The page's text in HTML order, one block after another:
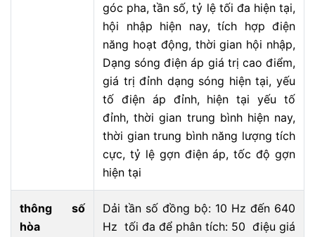
góc pha, tần số, tỷ lệ tối đa hiện tại,
hội nhập hiện nay, tích hợp điện
năng hoạt động, thời gian hội nhập,
Dạng sóng điện áp giá trị cao điểm,
giá trị đỉnh dạng sóng hiện tại, yếu
tố điện áp đỉnh, hiện tại yếu tố
đỉnh, thời gian trung bình hiện nay,
thời gian trung bình năng lượng tích
cực, tỷ lệ gợn điện áp, tốc độ gợn
hiện tại
thông số
hòa
Dải tần số đồng bộ: 10 Hz đến 640
Hz tối đa để phân tích: 50 điệu giá